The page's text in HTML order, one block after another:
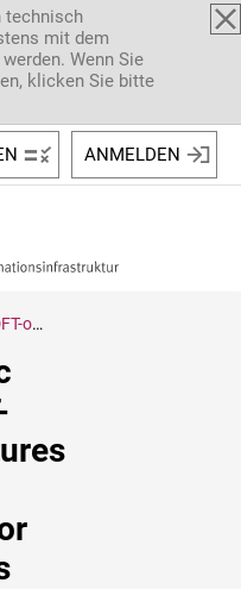
technisch
mit dem
Wenn Sie
klicken Sie bitte
ANMELDEN
Atomic coordinates of DFT-optimized Pt structures with O, N, and NHx species in surface or interstitial locations